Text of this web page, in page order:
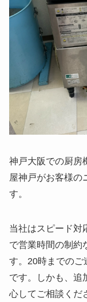
神戸大阪での厨房
屋神戸がお客様の
す。
当社はスピード対
で営業時間の制約
す。20時までのご
です。しかも、追
心してご相談くだ